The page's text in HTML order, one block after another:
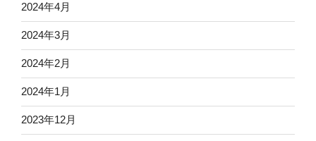
2024年4月
2024年3月
2024年2月
2024年1月
2023年12月